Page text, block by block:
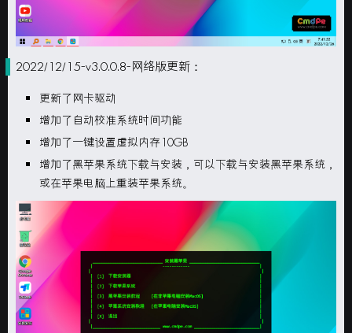
2022/12/15-v3.0.0.8-网络版更新：
更新了网卡驱动
增加了自动校准系统时间功能
增加了一键设置虚拟内存10GB
增加了黑苹果系统下载与安装，可以下载与安装黑苹果系统，
或在苹果电脑上重装苹果系统。